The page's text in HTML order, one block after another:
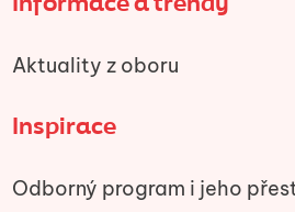
Aktuality z oboru
Inspirace
Odborný program i jeho